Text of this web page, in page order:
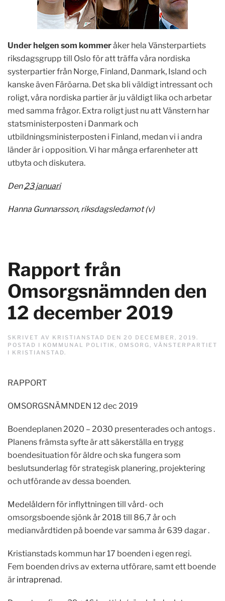
Under helgen som kommeråker hela Vänsterpartiets
riksdagsgrupp till Oslo för att träffa våra nordiska
systerpartier från Norge, Finland, Danmark, Island och
kanske även Färöarna. Det ska bli väldigt intressant och
roligt, våra nordiska partier är ju väldigt lika och arbetar
med samma frågor. Extra roligt just nu att Vänstern har
statsministerposten i Danmark och
utbildningsministerposten i Finland, medan vi i andra
länder är i opposition. Vi har många erfarenheter att
utbyta och diskutera.
Den23 januari
Hanna Gunnarsson, riksdagsledamot (v)
Rapport från
Omsorgsnämnden den
12 december 2019
SKRIVET AV KRISTIANSTAD DEN 20 DECEMBER, 2019.
POSTAD I KOMMUNAL POLITIK , OMSORG, VÄNSTERPARTIET
I KRISTIANSTAD.
RAPPORT
OMSORGSNÄMNDEN 12 dec 2019
Boendeplanen 2020 – 2030 presenterades och antogs .
Planens främsta syfte är att säkerställa en trygg
boendesituation för äldre och ska fungera som
beslutsunderlag för strategisk planering, projektering
och utförande av dessa boenden.
Medelåldern för inflyttningen till vård- och
omsorgsboende sjönk år 2018 till 86,7 år och
medianvårdtiden på boende var samma år 639 dagar .
Kristianstads kommun har 17 boenden i egen regi.
Fem boenden drivs av externa utförare, samt ett boende
är intraprenad.